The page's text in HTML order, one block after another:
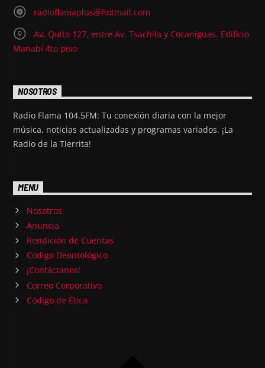
radioflamaplus@hotmail.com
Av. Quito 127, entre Av. Tsachila y Cocaniguas. Edificio
Manabí 4to piso
NOSOTROS
Radio Flama 104.5FM: Tu conexión diaria con la mejor
música, noticias actualizadas y programas variados. ¡La
Radio de la Tierrita!
MENU
Nosotros
Anuncia
Rendición de Cuentas
Código Deontológico
¡Contáctanos!
Correo Corporativo
Código de Ética